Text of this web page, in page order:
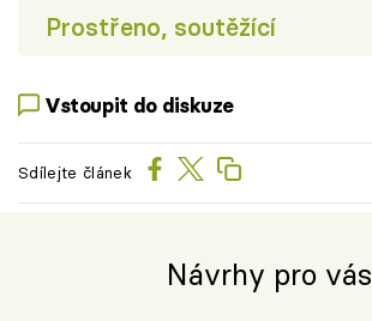
Prostřeno, soutěžící
Vstoupit do diskuze
Sdílejte článek
Návrhy pro vás